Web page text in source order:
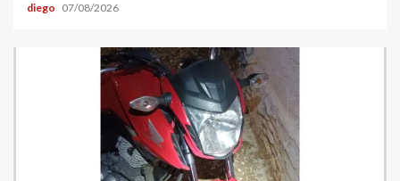
diego 07/08/2026